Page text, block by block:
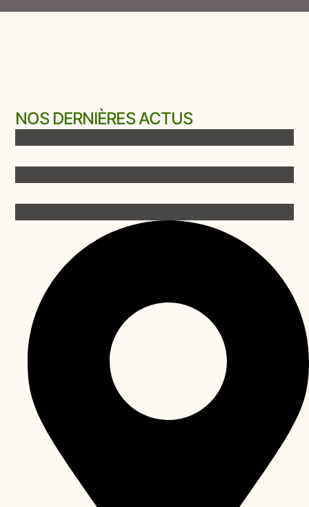
NOS DERNIÈRES ACTUS
31/03/2027
Notre magasin fermier est
ouvert
Tous nos légumes et fruits
sont bio, de saison et issus de
l’agriculture locale